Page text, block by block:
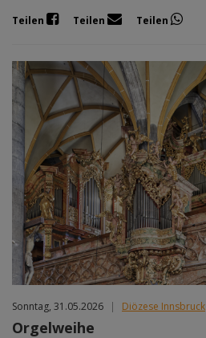
Teilen Teilen Teilen
Sonntag, 31.05.2026 | Diözese Innsbruck
Orgelweihe